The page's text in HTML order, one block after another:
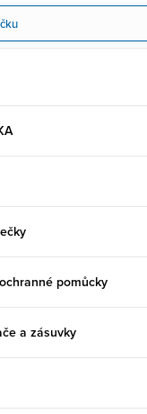
pomůcky
a zásuvky